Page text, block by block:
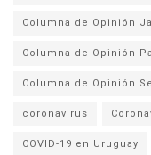
Columna de Opinión
Columna de Opinión
Columna de Opinión
coronavirus
COVID-19 en Uruguay